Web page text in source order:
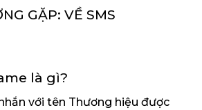
GẶP: VỀ SMS
là gì?
với tên Thương hiệu được